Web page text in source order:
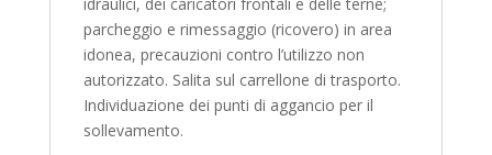
idraulici, dei caricatori frontali e delle terne;
parcheggio e rimessaggio (ricovero) in area
idonea, precauzioni contro l’utilizzo non
autorizzato. Salita sul carrellone di trasporto.
Individuazione dei punti di aggancio per il
sollevamento.